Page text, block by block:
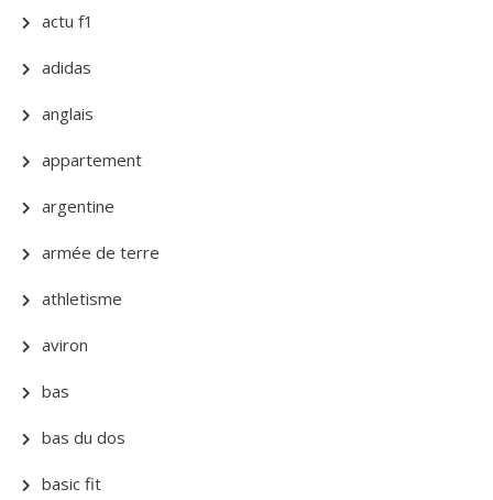
actu f1
adidas
anglais
appartement
argentine
armée de terre
athletisme
aviron
bas
bas du dos
basic fit